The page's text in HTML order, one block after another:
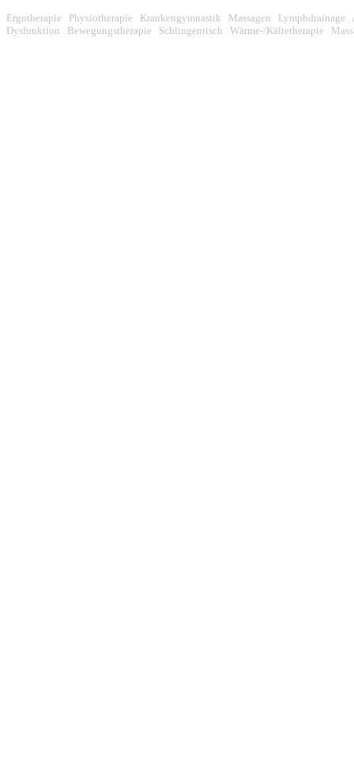
Ergotherapie Physiotherapie Krankengymnastik Massagen
Dysfunktion Bewegungstherapie Schlingentisch Wärme-/Kältetherapie